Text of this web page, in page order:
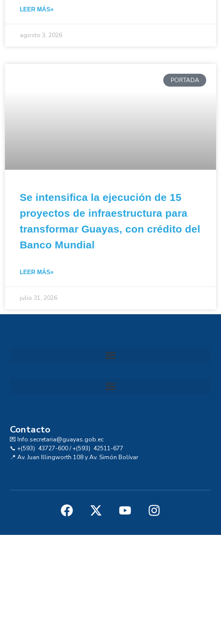
LEER MÁS»
agosto 3, 2026
PORTADA
Se intensifica la ejecución de 15
proyectos de infraestructura para
transformar Guayas, con crédito del
Banco Mundial
LEER MÁS»
julio 31, 2026
Contacto
💌 Info.secretaria@guayas.gob.ec
📞 +(593) 43727-600 / +(593) 42511-677
📍 Av. Juan Illingworth 108 y Av. Simón Bolívar